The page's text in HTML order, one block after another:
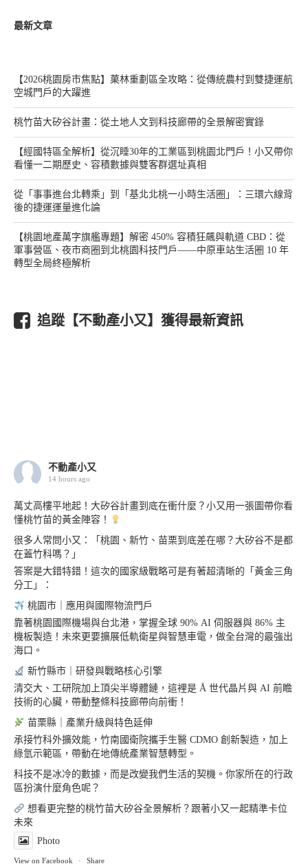
最新文章
【2026桃園房市焦點】菓林重劃區全攻略：從傳統農村到雙捷運航
空城門戶的大躍進
桃竹苗大矽谷計畫：從土地人文到科技廊帶的全景解密實錄
【經國特區全解析】從沉睡30年的工業區到桃園北門戶！小又帶你
看懂一二期歷史、容積數據與雙客群選址真相
從「事事進台北轉乘」到「基北北桃一小時生活圈」：三環六線背
後的捷運運量進化論
【桃園地產萬字旗艦專題】解密 450% 容積狂飆與軌道 CBD：從
軍事營區、夜市商圈到北桃園科技門戶——中原車站生活圈 10 年
轉型全局終極解析
追蹤【不動產小又】獲得最新資訊
不動產小又
14 hours ago
萬丈高樓平地起！大矽谷計畫到底在衝什麼？小又用一張圖帶你看
懂桃竹苗的黃金陣容！
很多人常問小又：「桃園、新竹、苗栗到底差在哪？大矽谷不是都
在蓋竹科嗎？」
答案是大錯特錯！這次的國家級戰略可是有著超清晰的「黃金三角
分工」：
桃園市｜應用與國際物流門戶
靠著桃園國際機場與台北港，掌握全球 90% AI 伺服器與 86% 主
機板製造！未來更要擴展低軌衛星與智慧車電，做全台灣的最強出
海口。
新竹縣市｜研發與戰略核心引擎
清交大、工研院加上頂尖半導體鏈，這裡是 Å 世代晶片與 AI 前瞻
技術的心臟，帶動整條科技廊帶向前衝！
苗栗縣｜產業升級與特色延伸
承接竹科外擴效能，竹南國衛院攜手生醫 CDMO 創新製造，加上
綠氫示範區，帶動在地傳統產業智慧轉型。
科技不是冰冷的數據，而是改變我們生活的契機。你家所在的行政
區扮演什麼角色呢？
想看更完整的桃竹苗大矽谷全景解析？跟著小又一起精準卡位
未來
Photo
View on Facebook · Share